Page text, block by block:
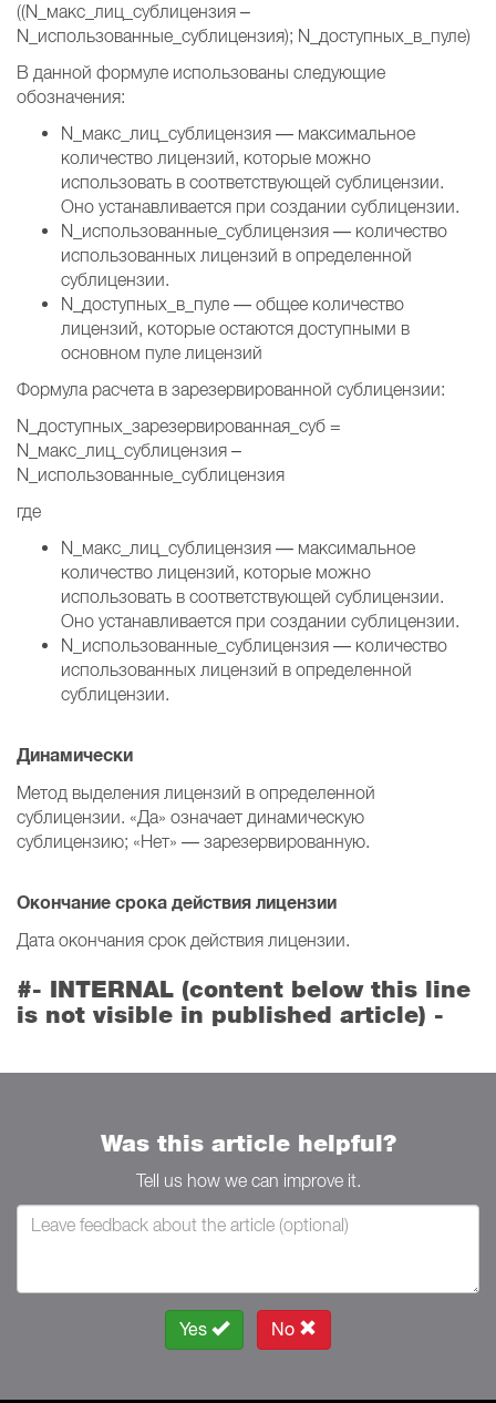
((N_макс_лиц_сублицензия –
N_использованные_сублицензия); N_доступных_в_пуле)
В данной формуле использованы следующие
обозначения:
N_макс_лиц_сублицензия — максимальное
количество лицензий, которые можно
использовать в соответствующей сублицензии.
Оно устанавливается при создании сублицензии.
N_использованные_сублицензия — количество
использованных лицензий в определенной
сублицензии.
N_доступных_в_пуле — общее количество
лицензий, которые остаются доступными в
основном пуле лицензий
Формула расчета в зарезервированной сублицензии:
N_доступных_зарезервированная_суб =
N_макс_лиц_сублицензия –
N_использованные_сублицензия
где
N_макс_лиц_сублицензия — максимальное
количество лицензий, которые можно
использовать в соответствующей сублицензии.
Оно устанавливается при создании сублицензии.
N_использованные_сублицензия — количество
использованных лицензий в определенной
сублицензии.
Динамически
Метод выделения лицензий в определенной
сублицензии. «Да» означает динамическую
сублицензию; «Нет» — зарезервированную.
Окончание срока действия лицензии
Дата окончания срок действия лицензии.
#- INTERNAL (content below this line
is not visible in published article) -
Was this article helpful?
Tell us how we can improve it.
Yes No